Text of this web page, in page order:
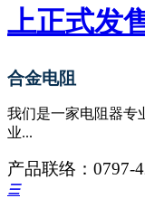
合金电阻
我们是一家电阻器专
业...
产品联络：0797-
☰